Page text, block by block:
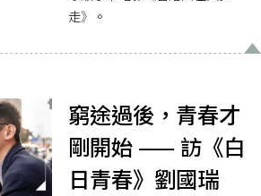
走》。
窮途過後，青春才
剛開始 —— 訪《白
日青春》劉國瑞